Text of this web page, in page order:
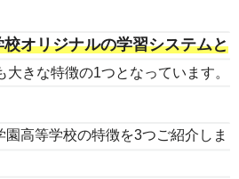
オリジナルの学習システムと
大きな特徴の1つとなっています。
高等学校の特徴を3つご紹介しま